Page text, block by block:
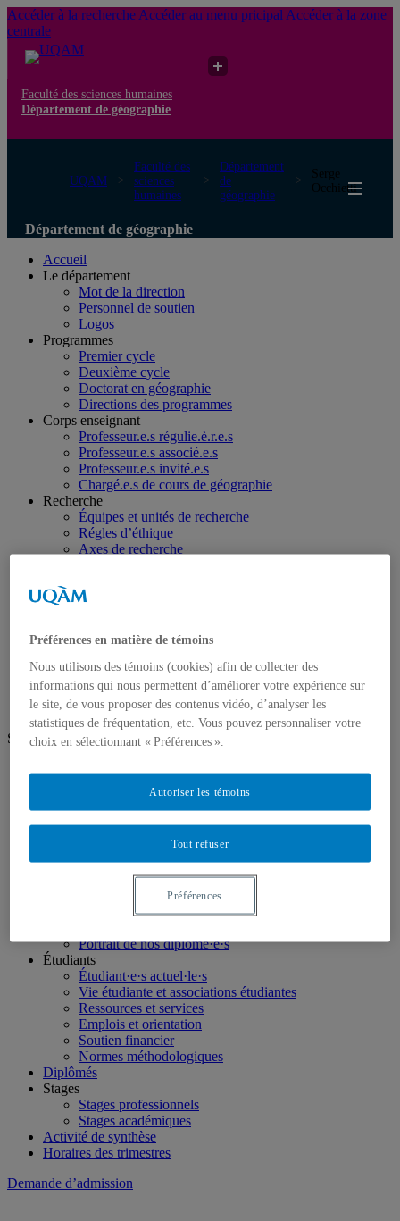
Accéder à la recherche Accéder au menu pricipal Accéder à la zone
centrale
Faculté des sciences humaines
Département de géographie
UQAM
Faculté des
sciences
humaines
Département
de
géographie
Serge
Occhietti
Département de géographie
Accueil
Le département
Mot de la direction
Personnel de soutien
Logos
Programmes
Premier cycle
Deuxième cycle
Doctorat en géographie
Directions des programmes
Corps enseignant
Professeur.e.s régulie.è.r.e.s
Professeur.e.s associé.e.s
Professeur.e.s invité.e.s
Chargé.e.s de cours de géographie
Recherche
Équipes et unités de recherche
Régles d’éthique
Axes de recherche
Laboratoires
Géographie à UQAM.tv
Revue de presse
Nous joindre
Suivez-nous
Étudier en géographie
Nos programmes
Étudiants internationaux
Futurs étudiants canadiens hors Québec
Soutien financier et bourses
Portrait de nos diplômé·e·s
Étudiants
Étudiant·e·s actuel·le·s
Vie étudiante et associations étudiantes
Ressources et services
Emplois et orientation
Soutien financier
Normes méthodologiques
Diplômés
Stages
Stages professionnels
Stages académiques
Activité de synthèse
Horaires des trimestres
Demande d’admission
Préférences en matière de témoins
Nous utilisons des témoins (cookies) afin de collecter des
informations qui nous permettent d’améliorer votre expérience sur
le site, de vous proposer des contenus vidéo, d’analyser les
statistiques de fréquentation, etc. Vous pouvez personnaliser votre
choix en sélectionnant « Préférences ».
Tout refuser
Autoriser les témoins
Préférences